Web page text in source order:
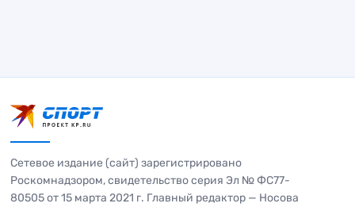
Сетевое издание (сайт) зарегистрировано
Роскомнадзором, свидетельство серия Эл № ФС77-
80505 от 15 марта 2021 г. Главный редактор — Носова